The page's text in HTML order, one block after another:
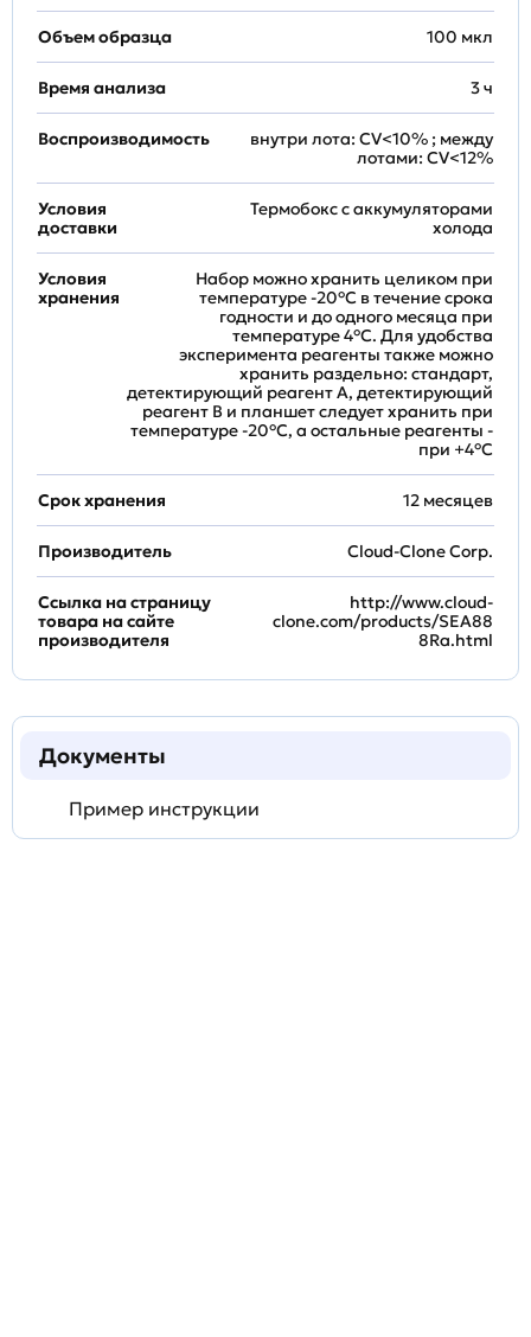
Объем образца 100 мкл
Время анализа 3 ч
Воспроизводимость
внутри лота: CV<10% ; между
лотами: CV<12%
Условия
доставки
Термобокс с аккумуляторами
холода
Условия
хранения
Набор можно хранить целиком при
температуре -20°C в течение срока
годности и до одного месяца при
температуре 4°C. Для удобства
эксперимента реагенты также можно
хранить раздельно: стандарт,
детектирующий реагент A, детектирующий
реагент B и планшет следует хранить при
температуре -20°C, а остальные реагенты -
при +4°С
Срок хранения 12 месяцев
Производитель Cloud-Clone Corp.
Ссылка на страницу
товара на сайте
производителя
http://www.cloud-
clone.com/products/SEA88
8Ra.html
Документы
Пример инструкции